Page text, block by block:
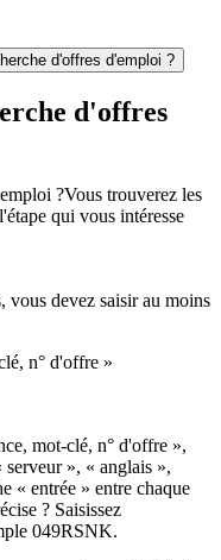
d'offres d'emploi ?
d'offres
?Vous trouverez les
qui vous intéresse
vous devez saisir au moins
n° d'offre »
mot-clé, n° d'offre »,
», « anglais »,
« entrée » entre chaque
? Saisissez
049RSNK.